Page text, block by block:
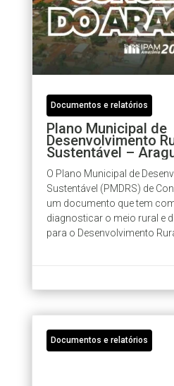
Documentos e relatórios
Plano Municipal de
Desenvolvimento
Sustentável –
O Plano Municipal de
Sustentável (PMDRS) de
um documento que tem
diagnosticar o meio rural e
para o Desenvolvimento
Documentos e relatórios